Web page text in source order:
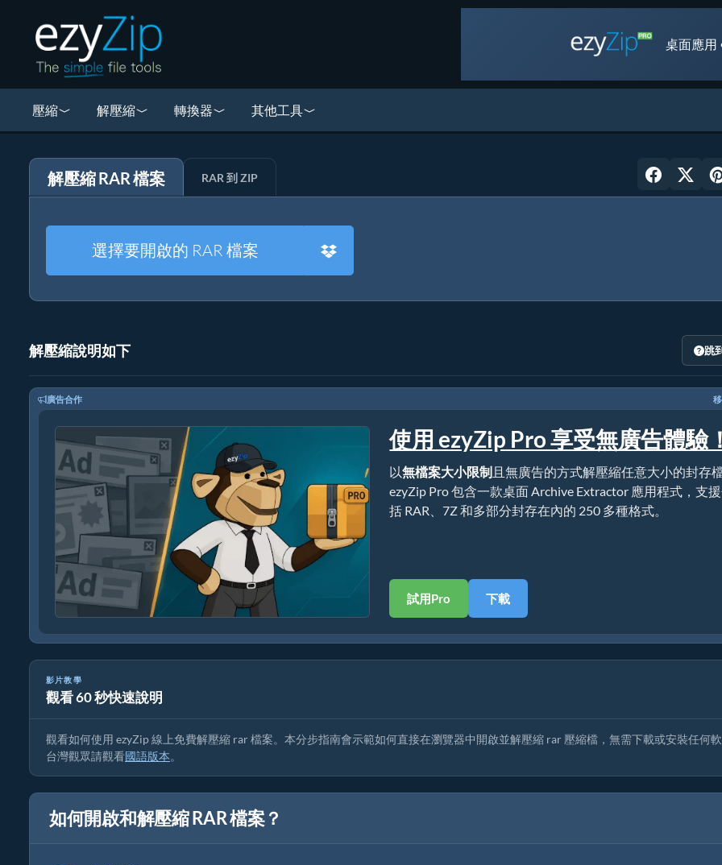
桌面應用
壓縮 解壓縮 轉換器 其他工具
解壓縮 RAR 檔案 RAR 到 ZIP
選擇要開啟的 RAR 檔案
解壓縮說明如下 跳
廣告合作
使用 ezyZip Pro 享受無廣告體驗
以無檔案大小限制且無廣告的方式解壓縮任意大小的封存
ezyZip Pro 包含一款桌面 Archive Extractor 應用程式，支
括 RAR、7Z 和多部分封存在內的 250 多種格式。
試用Pro 下載
影片教學
觀看 60 秒快速說明
如何使用 ezyZip 線上解壓縮 rar 檔案（免費，無需安裝）
觀看如何使用 ezyZip 線上免費解壓縮 rar 檔案。本分步指南會示範如何直接在瀏覽器中開啟並解壓縮 rar 壓縮檔，無需下載或安裝任何
台灣觀眾請觀看國語版本。
如何開啟和解壓縮 RAR 檔案？